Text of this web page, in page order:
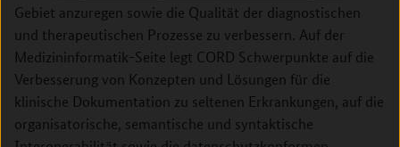
Gebiet anzuregen sowie die Qualität der diagnostischen
und therapeutischen Prozesse zu verbessern. Auf der
Medizininformatik-Seite legt CORD Schwerpunkte auf die
Verbesserung von Konzepten und Lösungen für die
klinische Dokumentation zu seltenen Erkrankungen, auf die
organisatorische, semantische und syntaktische